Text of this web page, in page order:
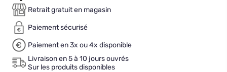
Retrait gratuit en magasin
Paiement sécurisé
Paiement en 3x ou 4x disponible
Livraison en 5 à 10 jours ouvrés
Sur les produits disponibles